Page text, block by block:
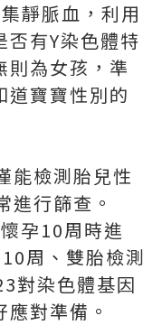
靜脈血，利用
有Y染色體特
則為女孩，準
道寶寶性別的
檢測胎兒性
進行篩查。
孕10周時進
周、雙胎檢測
對染色體基因
對準備。